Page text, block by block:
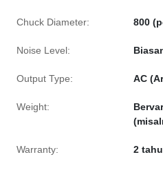
Chuck Diameter: 800
Noise Level:
Output Type: AC
Weight:
Warranty: 2